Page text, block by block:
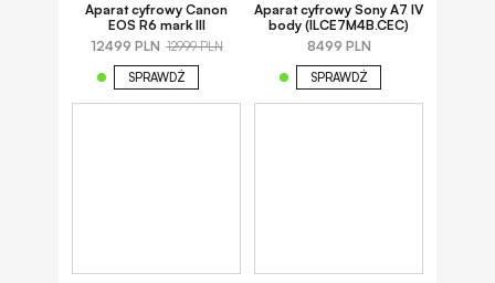
Aparat cyfrowy Canon
EOS R6 mark III
12499 PLN 12999 PLN
SPRAWDŹ
Aparat cyfrowy Sony A7 IV
body (ILCE7M4B.CEC)
8499 PLN
SPRAWDŹ